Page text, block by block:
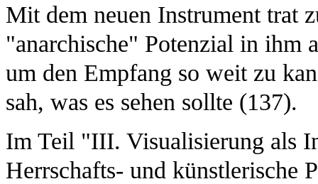
Mit dem neuen Instrument trat
"anarchische" Potenzial in ihm
um den Empfang so weit zu
sah, was es sehen sollte (137).
Im Teil "III. Visualisierung als
Herrschafts- und künstlerische